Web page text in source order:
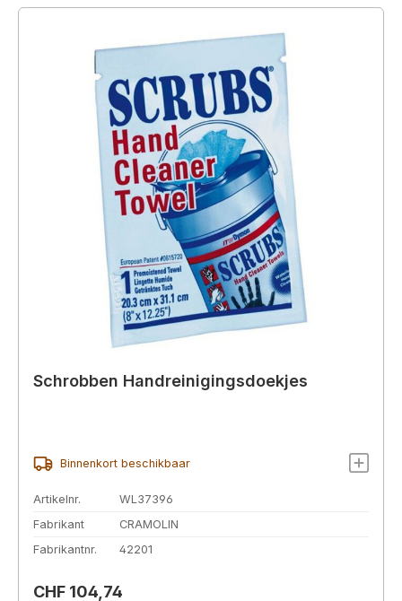
Schrobben Handreinigingsdoekjes
Binnenkort beschikbaar
Artikelnr.
WL37396
Fabrikant
CRAMOLIN
Fabrikantnr.
42201
Normale prijs:
CHF 104,74